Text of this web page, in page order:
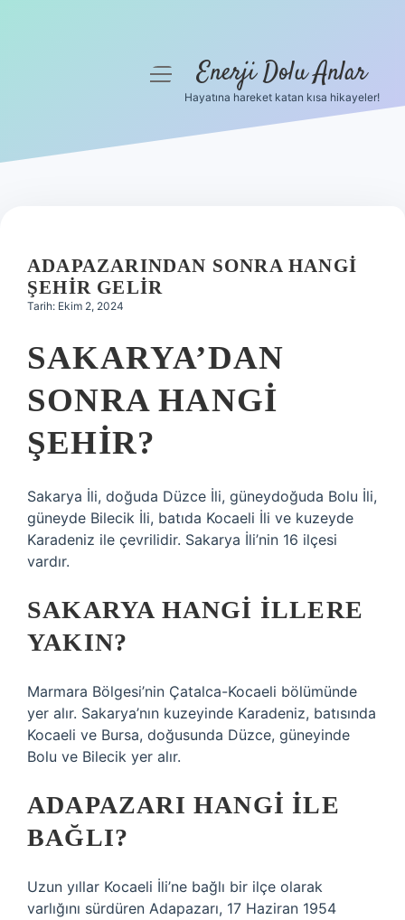
Hakkımızda
menüyüEnerji Dolu Anlar
Hayatına hareket katan kısa hikayeler!
ADAPAZARINDAN SONRA HANGI
ŞEHIR GELIR
Tarih: Ekim 2, 2024
SAKARYA’DAN
SONRA HANGI
ŞEHIR?
Sakarya İli, doğuda Düzce İli, güneydoğuda Bolu İli,
güneyde Bilecik İli, batıda Kocaeli İli ve kuzeyde
Karadeniz ile çevrilidir. Sakarya İli’nin 16 ilçesi
vardır.
SAKARYA HANGI ILLERE
YAKIN?
Marmara Bölgesi’nin Çatalca-Kocaeli bölümünde
yer alır. Sakarya’nın kuzeyinde Karadeniz, batısında
Kocaeli ve Bursa, doğusunda Düzce, güneyinde
Bolu ve Bilecik yer alır.
ADAPAZARI HANGI ILE
BAĞLI?
Uzun yıllar Kocaeli İli’ne bağlı bir ilçe olarak
varlığını sürdüren Adapazarı, 17 Haziran 1954